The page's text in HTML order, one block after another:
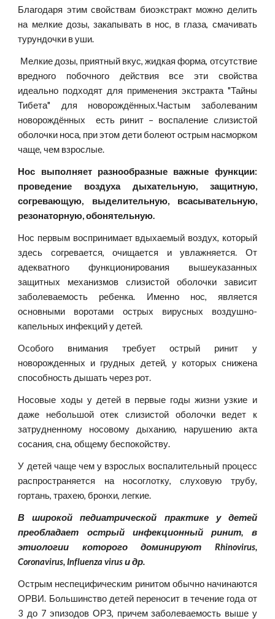
Благодаря этим свойствам биоэкстракт можно делить
на мелкие дозы, закапывать в нос, в глаза, смачивать
турундочки в уши.
Мелкие дозы, приятный вкус, жидкая форма, отсутствие
вредного побочного действия все эти свойства
идеально подходят для применения экстракта "Тайны
Тибета" для новорождённых.Частым заболеваним
новорождённых есть ринит – воспаление слизистой
оболочки носа, при этом дети болеют острым насморком
чаще, чем взрослые.
Нос выполняет разнообразные важные функции:
проведение воздуха дыхательную, защитную,
согревающую, выделительную, всасывательную,
резонаторную, обонятельную.
Нос первым воспринимает вдыхаемый воздух, который
здесь согревается, очищается и увлажняется. От
адекватного функционирования вышеуказанных
защитных механизмов слизистой оболочки зависит
заболеваемость ребенка. Именно нос, является
основными воротами острых вирусных воздушно-
капельных инфекций у детей.
Особого внимания требует острый ринит у
новорожденных и грудных детей, у которых снижена
способность дышать через рот.
Носовые ходы у детей в первые годы жизни узкие и
даже небольшой отек слизистой оболочки ведет к
затрудненному носовому дыханию, нарушению акта
сосания, сна, общему беспокойству.
У детей чаще чем у взрослых воспалительный процесс
распространяется на носоглотку, слуховую трубу,
гортань, трахею, бронхи, легкие.
В широкой педиатрической практике у детей
преобладает острый инфекционный ринит, в
этиологии которого доминируют Rhinovirus,
Coronavirus, Influenza virus и др.
Острым неспецифическим ринитом обычно начинаются
ОРВИ. Большинство детей переносит в течение года от
3 до 7 эпизодов ОРЗ, причем заболеваемость выше у